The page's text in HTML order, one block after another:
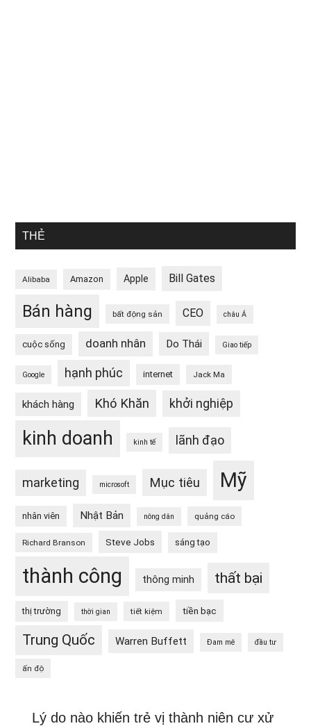
THẺ
Alibaba Amazon Apple Bill Gates
Bán hàng bất động sản CEO châu Á
cuộc sống doanh nhân Do Thái Giao tiếp
Google hạnh phúc internet Jack Ma
khách hàng Khó Khăn khởi nghiệp
kinh doanh kinh tế lãnh đạo
marketing microsoft Mục tiêu Mỹ
nhân viên Nhật Bản nông dân quảng cáo
Richard Branson Steve Jobs sáng tạo
thành công thông minh thất bại
thị trường thời gian tiết kiệm tiền bạc
Trung Quốc Warren Buffett Đam mê đầu tư
ấn độ
Lý do nào khiến trẻ vị thành niên cư xử